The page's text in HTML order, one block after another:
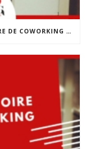
DÉCOUVREZ RED STAG, LE CENTRE DE COWORKING DE CHOLET